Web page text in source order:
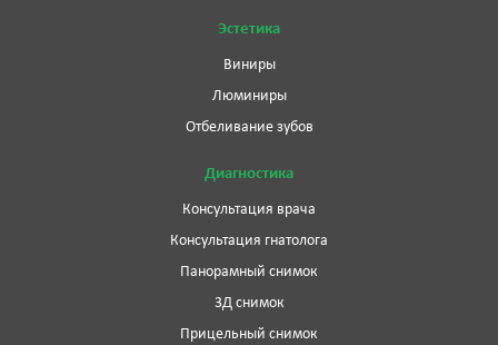
Эстетика
Виниры
Люминиры
Отбеливание зубов
Диагностика
Консультация врача
Консультация гнатолога
Панорамный снимок
3Д снимок
Прицельный снимок